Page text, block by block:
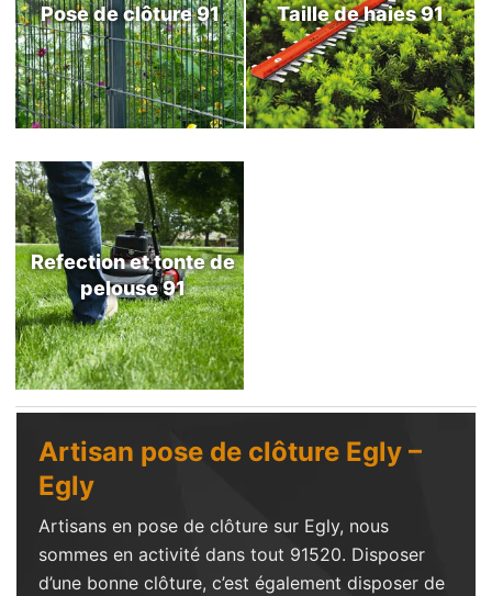
Pose de clôture 91 Taille de haies 91
Refection et tonte de
pelouse 91
Artisan pose de clôture Egly –
Egly
Artisans en pose de clôture sur Egly, nous
sommes en activité dans tout 91520. Disposer
d’une bonne clôture, c’est également disposer de